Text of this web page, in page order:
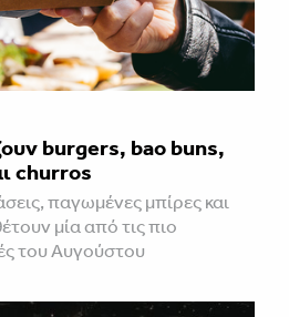
burgers, bao buns,
churros
παγωμένες μπίρες και
μία από τις πιο
του Αυγούστου